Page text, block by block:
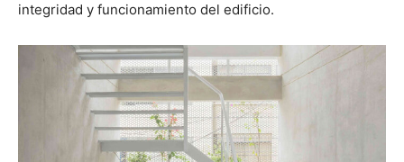
integridad y funcionamiento del edificio.